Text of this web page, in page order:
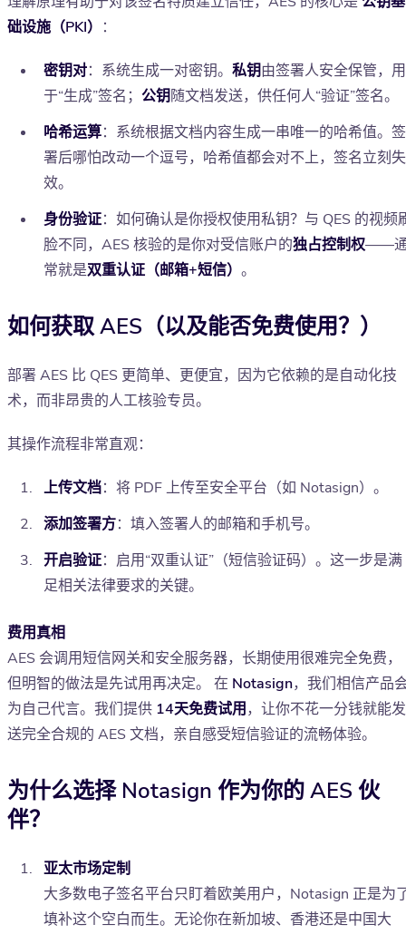
础设施（PKI） ：
密钥对：系统生成一对密钥。 私钥由签署人安全保管，用
于“生成”签名； 公钥随文档发送，供任何人“验证”签名。
哈希运算：系统根据文档内容生成一串唯一的哈希值。签
署后哪怕改动一个逗号，哈希值都会对不上，签名立刻失
效。
身份验证：如何确认是你授权使用私钥？与 QES 的视频
脸不同，AES 核验的是你对受信账户的独占控制权——
常就是双重认证（邮箱+短信） 。
如何获取 AES（以及能否免费使用？）
部署 AES 比 QES 更简单、更便宜，因为它依赖的是自动化技
术，而非昂贵的人工核验专员。
其操作流程非常直观：
上传文档：将 PDF 上传至安全平台（如 Notasign）。
添加签署方：填入签署人的邮箱和手机号。
开启验证：启用“双重认证”（短信验证码）。这一步是满
足相关法律要求的关键。
费用真相
AES 会调用短信网关和安全服务器，长期使用很难完全免费，
但明智的做法是先试用再决定。 在 Notasign，我们相信产品
为自己代言。我们提供 14天免费试用 ，让你不花一分钱就能发
送完全合规的 AES 文档，亲自感受短信验证的流畅体验。
为什么选择 Notasign 作为你的 AES 伙
伴？
亚太市场定制
大多数电子签名平台只盯着欧美用户，Notasign 正是为
填补这个空白而生。无论你在新加坡、香港还是中国大